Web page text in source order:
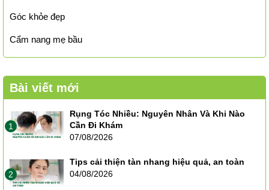
Góc khỏe đẹp
Cẩm nang mẹ bầu
Bài viết mới
1
Rụng Tóc Nhiều: Nguyên Nhân Và Khi Nào
Cần Đi Khám
07/08/2026
2
Tips cải thiện tàn nhang hiệu quả, an toàn
04/08/2026